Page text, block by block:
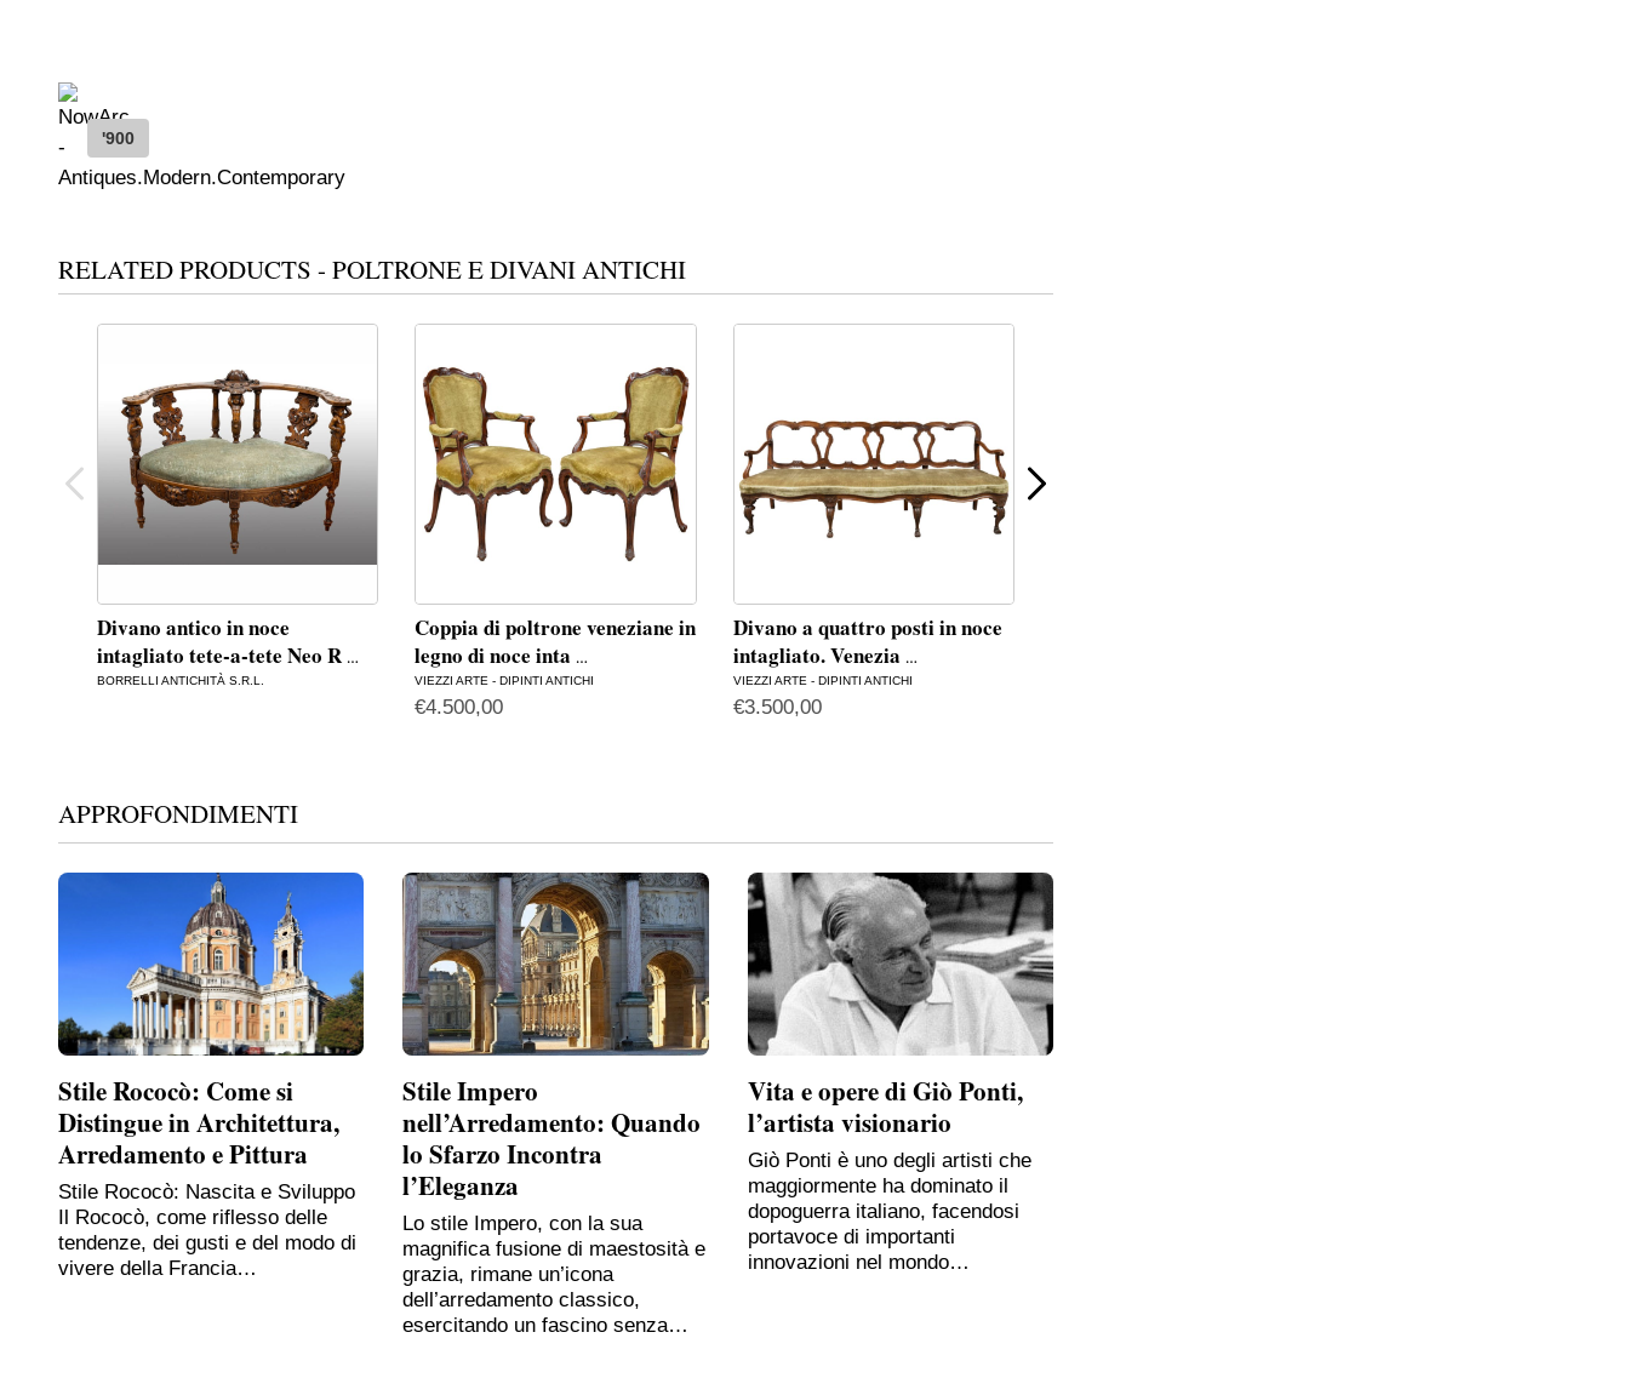
'900
RELATED PRODUCTS - POLTRONE E DIVANI ANTICHI
Divano antico in noce
intagliato tete-a-tete Neo R …
BORRELLI ANTICHITÀ S.R.L.
Coppia di poltrone veneziane in
legno di noce inta …
VIEZZI ARTE - DIPINTI ANTICHI
€4.500,00
Divano a quattro posti in noce
intagliato. Venezia …
VIEZZI ARTE - DIPINTI ANTICHI
€3.500,00
APPROFONDIMENTI
Stile Rococò: Come si
Distingue in Architettura,
Arredamento e Pittura
Stile Rococò: Nascita e Sviluppo
Il Rococò, come riflesso delle
tendenze, dei gusti e del modo di
vivere della Francia…
Stile Impero
nell’Arredamento: Quando
lo Sfarzo Incontra
l’Eleganza
Lo stile Impero, con la sua
magnifica fusione di maestosità e
grazia, rimane un’icona
dell’arredamento classico,
esercitando un fascino senza…
Vita e opere di Giò Ponti,
l’artista visionario
Giò Ponti è uno degli artisti che
maggiormente ha dominato il
dopoguerra italiano, facendosi
portavoce di importanti
innovazioni nel mondo…